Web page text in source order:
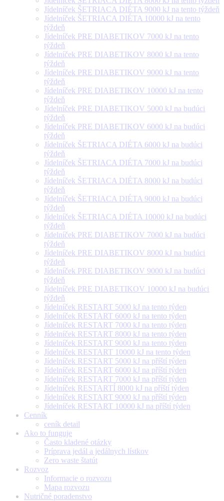
Jídelníček ŠETRIACA DIÉTA 9000 kJ na tento týždeň
Jídelníček ŠETRIACA DIÉTA 10000 kJ na tento
týždeň
Jídelníček PRE DIABETIKOV 7000 kJ na tento
týždeň
Jídelníček PRE DIABETIKOV 8000 kJ na tento
týždeň
Jídelníček PRE DIABETIKOV 9000 kJ na tento
týždeň
Jídelníček PRE DIABETIKOV 10000 kJ na tento
týždeň
Jídelníček PRE DIABETIKOV 5000 kJ na budúci
týždeň
Jídelníček PRE DIABETIKOV 6000 kJ na budúci
týždeň
Jídelníček ŠETRIACA DIÉTA 6000 kJ na budúci
týždeň
Jídelníček ŠETRIACA DIÉTA 7000 kJ na budúci
týždeň
Jídelníček ŠETRIACA DIÉTA 8000 kJ na budúci
týždeň
Jídelníček ŠETRIACA DIÉTA 9000 kJ na budúci
týždeň
Jídelníček ŠETRIACA DIÉTA 10000 kJ na budúci
týždeň
Jídelníček PRE DIABETIKOV 7000 kJ na budúci
týždeň
Jídelníček PRE DIABETIKOV 8000 kJ na budúci
týždeň
Jídelníček PRE DIABETIKOV 9000 kJ na budúci
týždeň
Jídelníček PRE DIABETIKOV 10000 kJ na budúci
týždeň
Jídelníček RESTART 5000 kJ na tento týden
Jídelníček RESTART 6000 kJ na tento týden
Jídelníček RESTART 7000 kJ na tento týden
Jídelníček RESTART 8000 kJ na tento týden
Jídelníček RESTART 9000 kJ na tento týden
Jídelníček RESTART 10000 kJ na tento týden
Jídelníček RESTART 5000 kJ na příští týden
Jídelníček RESTART 6000 kJ na příští týden
Jídelníček RESTART 7000 kJ na příští týden
Jídelníček RESTARTÍ 8000 kJ na příští týden
Jídelníček RESTART 9000 kJ na příští týden
Jídelníček RESTART 10000 kJ na příští týden
Cenník
ceník detail
Ako to funguje
Často kladené otázky
Príprava jedál a jedálnych lístkov
Zero waste štatút
Rozvoz
Informacie o rozvozu
Mapa rozvozu
Nutričné poradenstvo